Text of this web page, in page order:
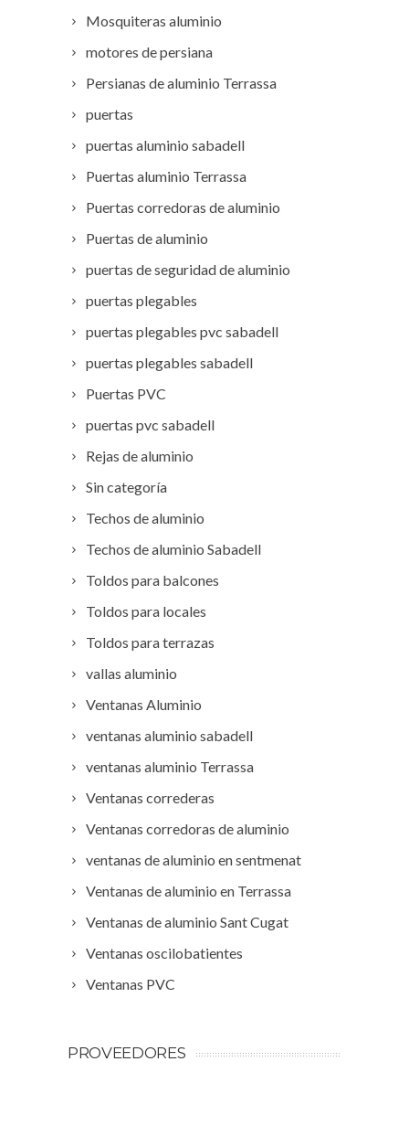
Mosquiteras aluminio
motores de persiana
Persianas de aluminio Terrassa
puertas
puertas aluminio sabadell
Puertas aluminio Terrassa
Puertas corredoras de aluminio
Puertas de aluminio
puertas de seguridad de aluminio
puertas plegables
puertas plegables pvc sabadell
puertas plegables sabadell
Puertas PVC
puertas pvc sabadell
Rejas de aluminio
Sin categoría
Techos de aluminio
Techos de aluminio Sabadell
Toldos para balcones
Toldos para locales
Toldos para terrazas
vallas aluminio
Ventanas Aluminio
ventanas aluminio sabadell
ventanas aluminio Terrassa
Ventanas correderas
Ventanas corredoras de aluminio
ventanas de aluminio en sentmenat
Ventanas de aluminio en Terrassa
Ventanas de aluminio Sant Cugat
Ventanas oscilobatientes
Ventanas PVC
PROVEEDORES